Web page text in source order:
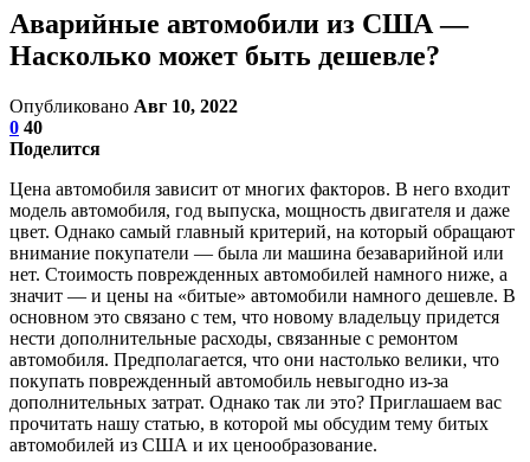
Аварийные автомобили из США —
Насколько может быть дешевле?
Опубликовано Авг 10, 2022
0 40
Поделится
Цена автомобиля зависит от многих факторов. В него входит
модель автомобиля, год выпуска, мощность двигателя и даже
цвет. Однако самый главный критерий, на который обращают
внимание покупатели — была ли машина безаварийной или
нет. Стоимость поврежденных автомобилей намного ниже, а
значит — и цены на «битые» автомобили намного дешевле. В
основном это связано с тем, что новому владельцу придется
нести дополнительные расходы, связанные с ремонтом
автомобиля. Предполагается, что они настолько велики, что
покупать поврежденный автомобиль невыгодно из-за
дополнительных затрат. Однако так ли это? Приглашаем вас
прочитать нашу статью, в которой мы обсудим тему битых
автомобилей из США и их ценообразование.